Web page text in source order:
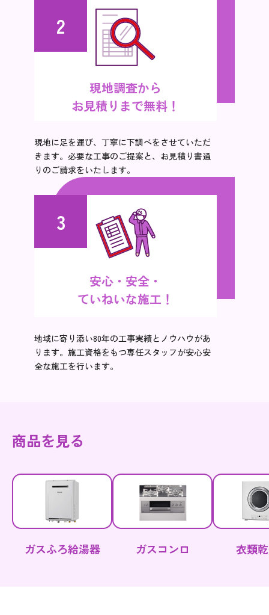
2
現地調査から
お見積りまで無料！
現地に足を運び、丁寧に下調べをさせていただ
きます。必要な工事のご提案と、お見積り書通
りのご請求をいたします。
3
安心・安全・
ていねいな施工！
地域に寄り添い80年の工事実績とノウハウがあ
ります。施工資格をもつ専任スタッフが安心安
全な施工を行います。
商品を見る
ガスふろ給湯器 ガスコンロ 衣類